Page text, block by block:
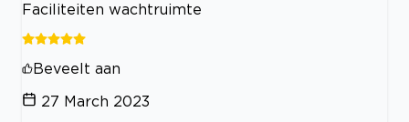
Faciliteiten wachtruimte
Beveelt aan
27 March 2023